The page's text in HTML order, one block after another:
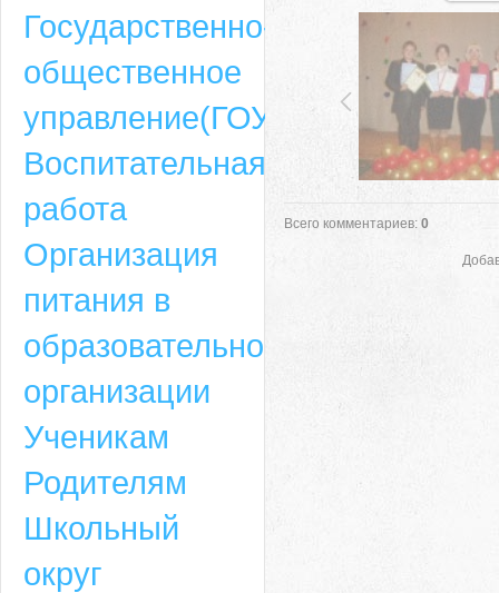
Адрес
659635, Алтайский край, Алтайский район, село Ая, ул. Школьная 11.
6-49, электронный адрес: aja_70@mail.ru
Всего комментариев: 0
Государственно-
общественное
управление(ГОУ)
Воспитательная
работа
Организация
питания в
образовательной
организации
Ученикам
Родителям
Школьный
округ